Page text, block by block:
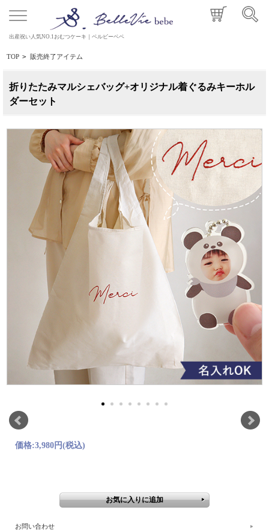
出産祝い人気NO.1おむつケーキ｜ベルビーベベ
TOP > 販売終了アイテム
折りたたみマルシェバッグ+オリジナル着ぐるみキーホル
ダーセット
価格:3,980円(税込)
お問い合わせ